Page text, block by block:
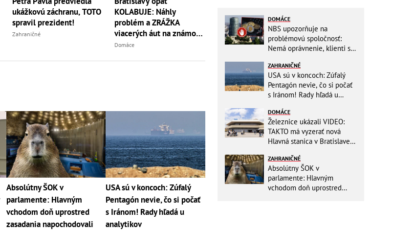
ukážkovú záchranu, TOTO
spravil prezident!
Zahraničné
KOLABUJE: Náhly
problém a ZRÁŽKA
viacerých áut na známom
uzle, tvoria sa kolóny!
Domáce
Absolútny ŠOK v
parlamente: Hlavným
vchodom doň uprostred
zasadania napochodovali
USA sú v koncoch: Zúfalý
Pentagón nevie, čo si počať
s Iránom! Rady hľadá u
analytikov
DOMÁCE
NBS upozorňuje na
problémovú spoločnosť:
Nemá oprávnenie, klienti sa
ZAHRANIČNÉ
USA sú v koncoch: Zúfalý
Pentagón nevie, čo si počať
s Iránom! Rady hľadá u
DOMÁCE
Železnice ukázali VIDEO:
TAKTO má vyzerať nová
Hlavná stanica v Bratislave!
toalety
ZAHRANIČNÉ
Absolútny ŠOK v
parlamente: Hlavným
vchodom doň uprostred